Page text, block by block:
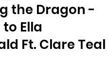
the Dragon -
Ella
Ft. Clare Teal